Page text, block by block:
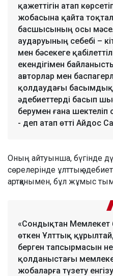
қажеттігін атап
жобасына қайта
басшысының осы
аударуының себебі –
мен бәсекеге
екендігімен
авторлар мен
қолдаудағы
әдебиеттерді басып
берумен ғана
- деп атап өтті Айдос
Оның айтуынша, бүгінде
сөрелерінде ұлттық
артқанымен, бұл жұмыс
«Сондықтан
өткен Ұлттық
берген тапсырмасын
қолданыстағы
жобаларға түзету